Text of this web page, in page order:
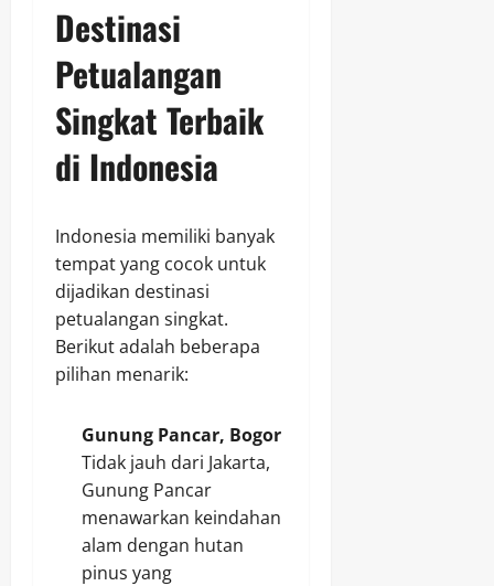
Destinasi
Petualangan
Singkat Terbaik
di Indonesia
Indonesia memiliki banyak
tempat yang cocok untuk
dijadikan destinasi
petualangan singkat.
Berikut adalah beberapa
pilihan menarik:
Gunung Pancar, Bogor
Tidak jauh dari Jakarta,
Gunung Pancar
menawarkan keindahan
alam dengan hutan
pinus yang